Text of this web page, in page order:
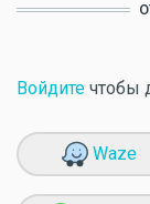
Войдите чтобы
Waze